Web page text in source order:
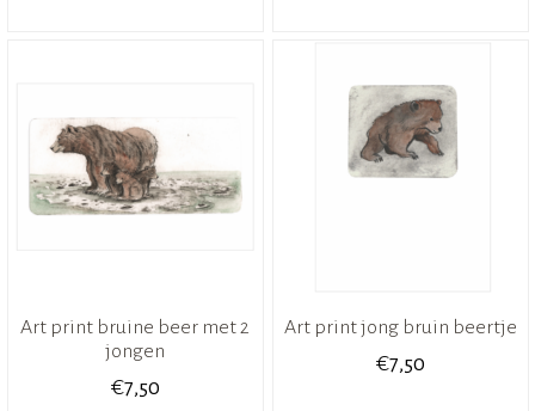
Art print bruine beer met 2
jongen
€7,50
Art print jong bruin beertje
€7,50